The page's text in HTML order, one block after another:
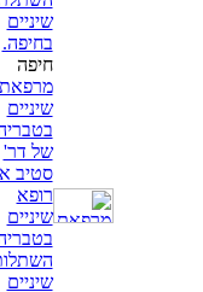
שיניים
בחיפה.
חיפה
מרפאת
שיניים
של דר'
סטיב
רופא
שיניים
שיניים